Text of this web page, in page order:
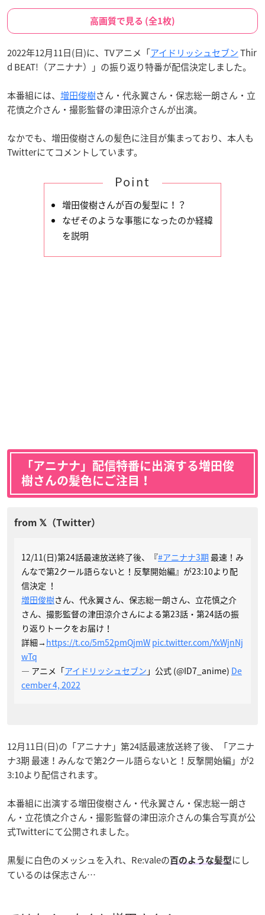
高画質で見る (全1枚)
2022年12月11日(日)に、TVアニメ「アイドリッシュセブンThir
d BEAT!（アニナナ）」の振り返り特番が配信決定しました。
本番組には、 増田俊樹さん・代永翼さん・保志総一朗さん・立
花慎之介さん・撮影監督の津田涼介さんが出演。
なかでも、増田俊樹さんの髪色に注目が集まっており、本人も
Twitterにてコメントしています。
Point
増田俊樹さんが百の髪型に！？
なぜそのような事態になったのか経緯
を説明
「アニナナ」配信特番に出演する増田俊
樹さんの髪色にご注目！
12/11(日)第24話最速放送終了後、『#アニナナ3期 最速！み
んなで第2クール語らないと！反撃開始編』が23:10より配
信決定 ！
増田俊樹さん、代永翼さん、保志総一朗さん、立花慎之介
さん、撮影監督の津田涼介さんによる第23話・第24話の振
り返りトークをお届け！
詳細→ https://t.co/5m52pmQjmW pic.twitter.com/YxWjnNj
wTq
— アニメ「アイドリッシュセブン 」公式 (@ID7_anime) De
cember 4, 2022
12月11日(日)の「アニナナ」第24話最速放送終了後、「アニナ
ナ3期 最速！みんなで第2クール語らないと！反撃開始編」が2
3:10より配信されます。
本番組に出演する増田俊樹さん・代永翼さん・保志総一朗さ
ん・立花慎之介さん・撮影監督の津田涼介さんの集合写真が公
式Twitterにて公開されました。
黒髪に白色のメッシュを入れ、Re:valeの百のような髪型 にし
ているのは保志さん…